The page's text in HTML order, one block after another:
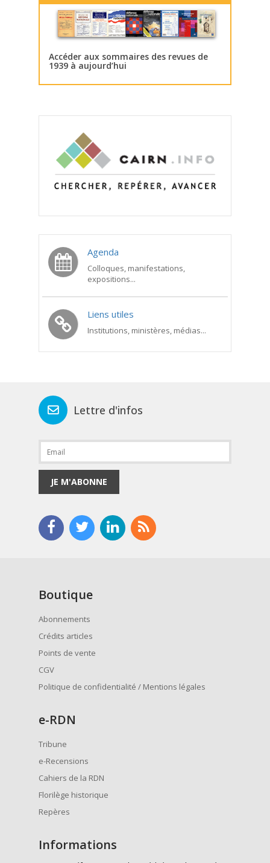
Accéder aux sommaires des revues de
1939 à aujourd’hui
Agenda
Colloques, manifestations,
expositions...
Liens utiles
Institutions, ministères, médias...
Lettre d'infos
JE M'ABONNE
Boutique
Abonnements
Crédits articles
Points de vente
CGV
Politique de confidentialité / Mentions légales
e-RDN
Tribune
e-Recensions
Cahiers de la RDN
Florilège historique
Repères
Informations